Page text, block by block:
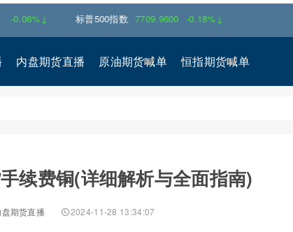
标普500指数 7709.9600 -0.18%↓
内盘期货直播 原油期货喊单 恒指期货喊单
续费铜(详细解析与全面指南)
盘期货直播 2024-11-28 13:34:07